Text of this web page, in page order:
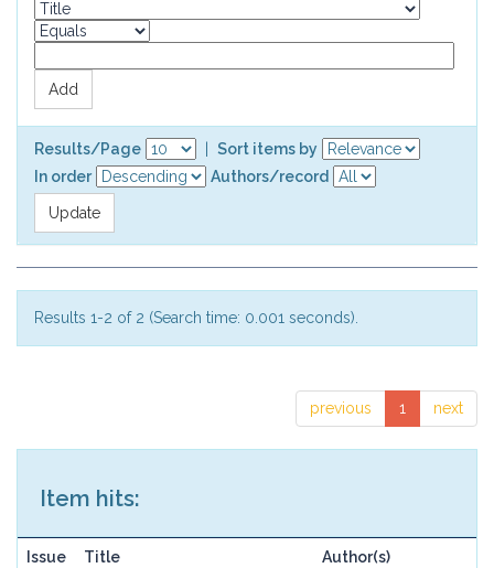
Results/Page
Sort items by
In order
Authors/record
Results 1-2 of 2 (Search time: 0.001 seconds).
previous 1 next
Item hits:
Issue Title Author(s)